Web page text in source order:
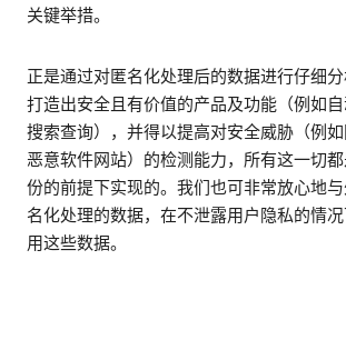
关键举措。
正是通过对匿名化处理后的数据进行仔细
打造出安全且有价值的产品及功能（例如
搜索查询），并得以提高对安全威胁（例
恶意软件网站）的检测能力，所有这一切
份的前提下实现的。我们也可非常放心地
名化处理的数据，在不泄露用户隐私的情
用这些数据。